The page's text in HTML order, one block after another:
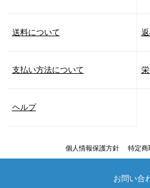
送料について
支払い方法について
ヘルプ
個人情報保護方針 特定商
お問い合